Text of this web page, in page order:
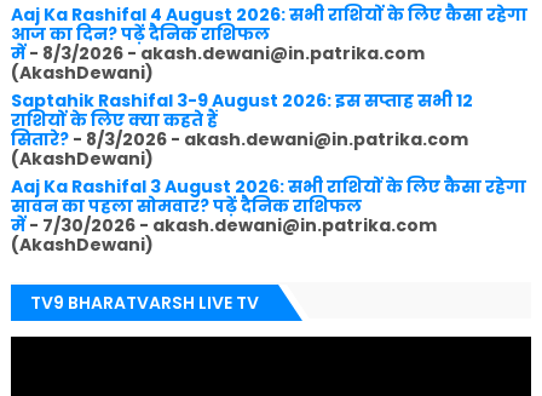
Aaj Ka Rashifal 4 August 2026: सभी राशियों के लिए कैसा रहेगा
आज का दिन? पढ़ें दैनिक राशिफल
में- 8/3/2026- akash.dewani@in.patrika.com
(AkashDewani)
Saptahik Rashifal 3-9 August 2026: इस सप्ताह सभी 12
राशियों के लिए क्या कहते हैं
सितारे?- 8/3/2026- akash.dewani@in.patrika.com
(AkashDewani)
Aaj Ka Rashifal 3 August 2026: सभी राशियों के लिए कैसा रहेगा
सावन का पहला सोमवार? पढ़ें दैनिक राशिफल
में- 7/30/2026- akash.dewani@in.patrika.com
(AkashDewani)
TV9 BHARATVARSH LIVE TV